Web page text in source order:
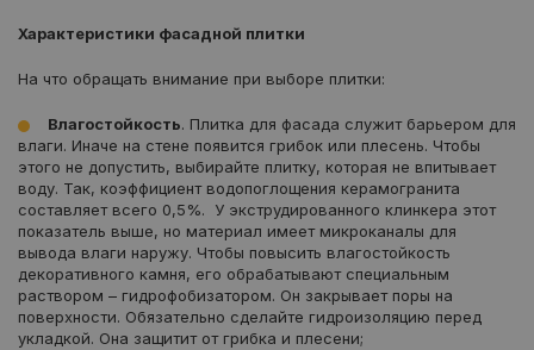
Характеристики фасадной плитки
На что обращать внимание при выборе плитки:
Влагостойкость. Плитка для фасада служит барьером для
влаги. Иначе на стене появится грибок или плесень. Чтобы
этого не допустить, выбирайте плитку, которая не впитывает
воду. Так, коэффициент водопоглощения керамогранита
составляет всего 0,5%. У экструдированного клинкера этот
показатель выше, но материал имеет микроканалы для
вывода влаги наружу. Чтобы повысить влагостойкость
декоративного камня, его обрабатывают специальным
раствором – гидрофобизатором. Он закрывает поры на
поверхности. Обязательно сделайте гидроизоляцию перед
укладкой. Она защитит от грибка и плесени;